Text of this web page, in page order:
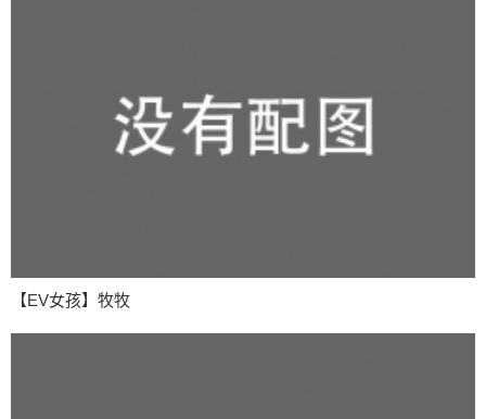
【EV女孩】牧牧